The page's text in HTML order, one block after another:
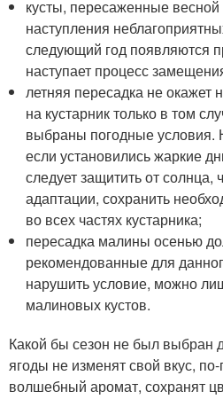
кусты, пересаженные
наступления
следующий год появляются
наступает процесс
летняя пересадка не окажет
на кустарник только в том
выбраны погодные условия.
если установились жаркие
следует защитить от солнца,
адаптации, сохранить
во всех частях кустарника;
пересадка малины осенью
рекомендованные для
нарушить условие, можно
малиновых кустов.
Какой бы сезон не был выбран
ягоды не изменят свой вкус,
волшебный аромат, сохранят